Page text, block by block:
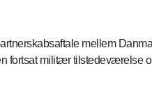
mellem
fortsat militær tilstedeværelse